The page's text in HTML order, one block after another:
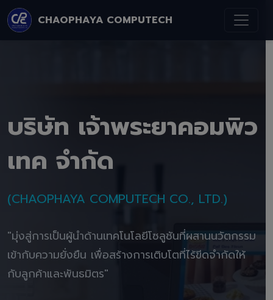
CHAOPHAYA COMPUTECH
บริษัท เจ้าพระยาคอมพิว
เทค จำกัด
(CHAOPHAYA COMPUTECH CO., LTD.)
"มุ่งสู่การเป็นผู้นำด้านเทคโนโลยีโซลูชันที่ผสานนวัตกรรม
เข้ากับความยั่งยืน เพื่อสร้างการเติบโตที่ไร้ขีดจำกัดให้
กับลูกค้าและพันธมิตร"